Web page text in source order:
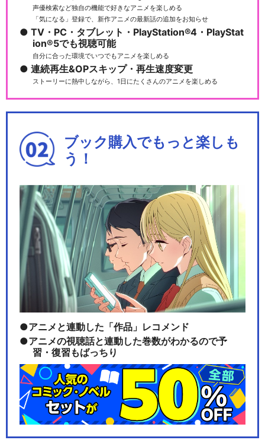
TVアニメ『MFゴースト』
MFゴースト BATTLE DIGEST
TVアニメ『MFゴースト 2nd
Season』
MFゴースト 2nd Season BA
TTL…
TVアニメ『MFゴースト 3rd
Season』
MFゴースト 3rd Season BAT
TL…
声優検索など独自の機能で好きなアニメを楽しめる
「気になる」登録で、新作アニメの最新話の追加をお知らせ
TV・PC・タブレット・PlayStation®4・PlayStat
ion®5でも視聴可能
自分に合った環境でいつでもアニメを楽しめる
連続再生&OPスキップ・再生速度変更
ストーリーに熱中しながら、1日にたくさんのアニメを楽しめる
ブック購入でもっと楽しも
う！
アニメと連動した「作品」レコメンド
アニメの視聴話と連動した巻数がわかるので予
習・復習もばっちり